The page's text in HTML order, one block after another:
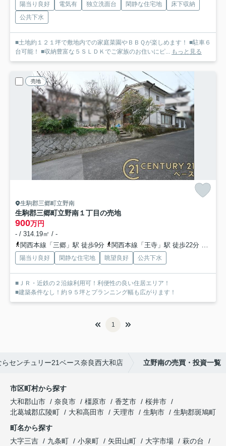
陽当り良好 電気有 独立洗面台 閑静な住宅地
床下収納
公共下水
■土地約１２１坪で敷地内での家庭菜園やＢＢＱが楽しめます！ ■駐車６
台可能！ ■収納豊富な５ＳＬＤＫでご家族のお住いにピ... もっと見る
売地
生駒郡三郷町立野南
生駒郡三郷町立野南１丁目の売地
900万円
- / 314.19㎡ / -
関西本線「三郷」駅 徒歩9分
関西本線「王寺」駅 徒歩22分 近鉄
陽当り良好 閑静な住宅地 眺望良好 公共下水
■ＪＲ・近鉄の２沿線利用可！利便性の良い住居エリア！
■建築条件なし！約９５坪とプランニング幅も広がります！
1
センチュリー21ベース奈良西大和店 立野南の売買・投資一覧
市区町村から探す
大和郡山市
奈良市 橿原市 香芝市
桜井市
北葛城郡広陵町
大和高田市 天理市 生駒市
生駒郡斑鳩町
町名から探す
大字三吉
九条町 小泉町 矢田山町 大字市場
萩の台